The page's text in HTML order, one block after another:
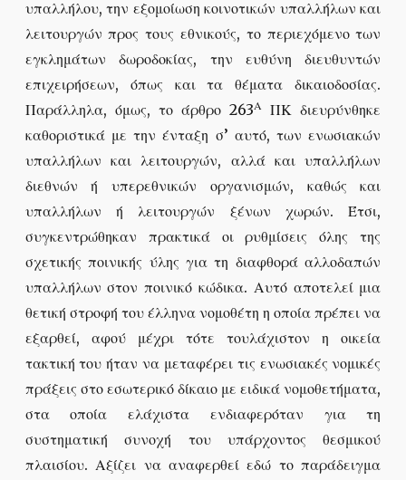
υπαλλήλου, την εξομοίωση κοινοτικών υπαλλήλων και
λειτουργών προς τους εθνικούς, το περιεχόμενο των
εγκλημάτων δωροδοκίας, την ευθύνη διευθυντών
επιχειρήσεων, όπως και τα θέματα δικαιοδοσίας.
Παράλληλα, όμως, το άρθρο 263Α ΠΚ διευρύνθηκε
καθοριστικά με την ένταξη σ’ αυτό, των ενωσιακών
υπαλλήλων και λειτουργών, αλλά και υπαλλήλων
διεθνών ή υπερεθνικών οργανισμών, καθώς και
υπαλλήλων ή λειτουργών ξένων χωρών. Έτσι,
συγκεντρώθηκαν πρακτικά οι ρυθμίσεις όλης της
σχετικής ποινικής ύλης για τη διαφθορά αλλοδαπών
υπαλλήλων στον ποινικό κώδικα. Αυτό αποτελεί μια
θετική στροφή του έλληνα νομοθέτη η οποία πρέπει να
εξαρθεί, αφού μέχρι τότε τουλάχιστον η οικεία
τακτική του ήταν να μεταφέρει τις ενωσιακές νομικές
πράξεις στο εσωτερικό δίκαιο με ειδικά νομοθετήματα,
στα οποία ελάχιστα ενδιαφερόταν για τη
συστηματική συνοχή του υπάρχοντος θεσμικού
πλαισίου. Αξίζει να αναφερθεί εδώ το παράδειγμα